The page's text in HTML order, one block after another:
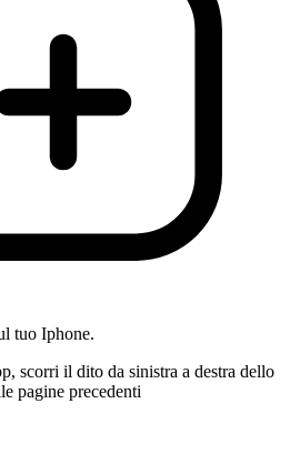
tuo Iphone.
scorri il dito da sinistra a destra dello
pagine precedenti